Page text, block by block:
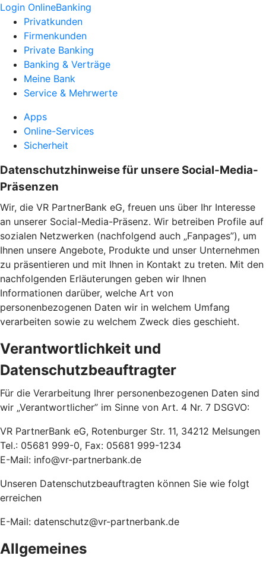
Login OnlineBanking
Privatkunden
Firmenkunden
Private Banking
Banking & Verträge
Meine Bank
Service & Mehrwerte
Apps
Online-Services
Sicherheit
Datenschutzhinweise für unsere Social-Media-
Präsenzen
Wir, die VR PartnerBank eG, freuen uns über Ihr Interesse
an unserer Social-Media-Präsenz. Wir betreiben Profile auf
sozialen Netzwerken (nachfolgend auch „Fanpages”), um
Ihnen unsere Angebote, Produkte und unser Unternehmen
zu präsentieren und mit Ihnen in Kontakt zu treten. Mit den
nachfolgenden Erläuterungen geben wir Ihnen
Informationen darüber, welche Art von
personenbezogenen Daten wir in welchem Umfang
verarbeiten sowie zu welchem Zweck dies geschieht.
Verantwortlichkeit und
Datenschutzbeauftragter
Für die Verarbeitung Ihrer personenbezogenen Daten sind
wir „Verantwortlicher” im Sinne von Art. 4 Nr. 7 DSGVO:
VR PartnerBank eG, Rotenburger Str. 11, 34212 Melsungen
Tel.: 05681 999-0, Fax: 05681 999-1234
E-Mail: info@vr-partnerbank.de
Unseren Datenschutzbeauftragten können Sie wie folgt
erreichen
E-Mail: datenschutz@vr-partnerbank.de
Allgemeines